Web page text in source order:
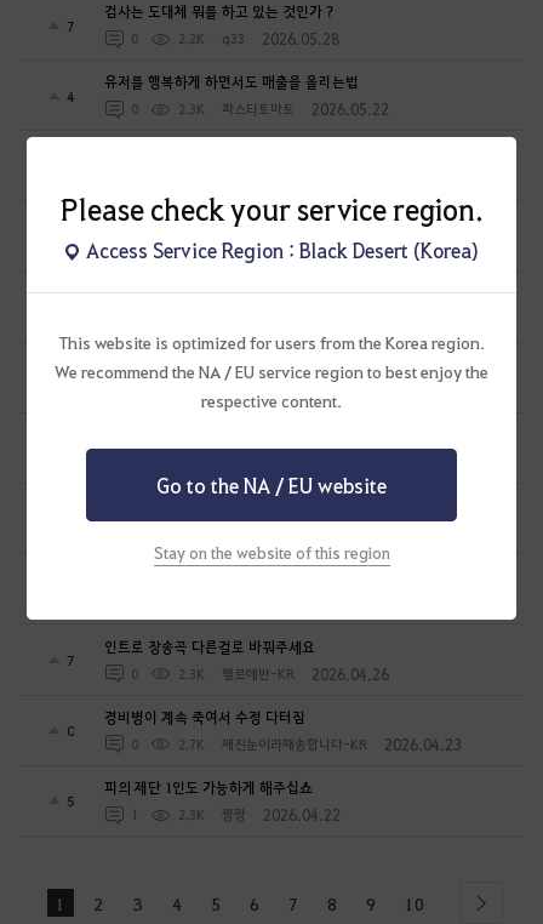
Please check your service region.
Access Service Region : Black Desert (Korea)
This website is optimized for users from the Korea region.
We recommend the NA / EU service region to best enjoy the
respective content.
Go to the NA / EU website
Stay on the website of this region
7
검사는 도대체 뭐를 하고 있는 것인가 ?
0 2.2K q33 2026.05.28
4
유저를 행복하게 하면서도 매출을 올리는법
0 2.3K 파스타토마토 2026.05.22
줫다가 뺏는거 섭종할때까지 계속 할겁니까?
0 2.5K 타멘 2026.05.14
게임이 재미가 없는이유
9
올환 풍환셋 엔드 차이 엔드 이따위로 대할거임?
쉽지않지
7
인트로 장송곡 다른걸로 바꿔주세요
0 2.3K 헬로에반-KR 2026.04.26
0
경비병이 계속 죽여서 수정 다터짐
0 2.7K 째진눈이라째송합니다-KR 2026.04.23
5
피의 제단 1인도 가능하게 해주십쇼
1 2.3K 짱짱 2026.04.22
1 2 3 4 5 6 7 8 9 10 next